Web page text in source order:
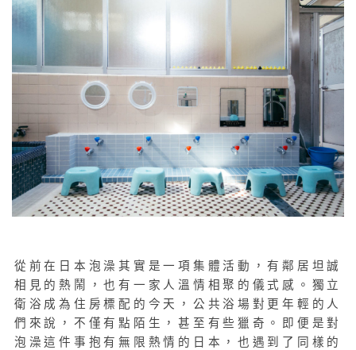
從前在日本泡澡其實是一項集體活動，有鄰居坦誠
相見的熱鬧，也有一家人溫情相聚的儀式感。獨立
衛浴成為住房標配的今天，公共浴場對更年輕的人
們來說，不僅有點陌生，甚至有些獵奇。即便是對
泡澡這件事抱有無限熱情的日本，也遇到了同樣的